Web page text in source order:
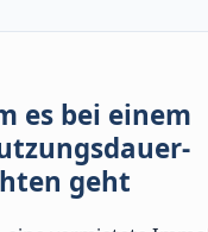
es bei einem
geht